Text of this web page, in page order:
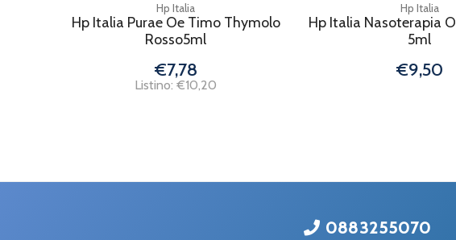
Hp Italia
Hp Italia Purae Oe Timo Thymolo
Rosso5ml
€7,78
Listino: €10,20
Hp Italia
Hp Italia Nasoterapia
5ml
€9,50
0883255070